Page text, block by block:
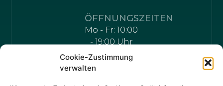
Cookie-Zustimmung
verwalten
ÖFFNUNGSZEITEN
Mo - Fr: 10:00
- 19:00 Uhr
Samstag: